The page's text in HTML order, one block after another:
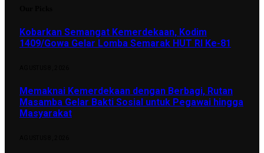
Kobarkan Semangat Kemerdekaan, Kodim
1409/Gowa Gelar Lomba Semarak HUT RI Ke-81
Memaknai Kemerdekaan dengan Berbagi, Rutan
Masamba Gelar Bakti Sosial untuk Pegawai hingga
Masyarakat